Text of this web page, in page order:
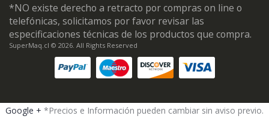
*NO existe derecho a retracto por compras on line o
telefónicas, solicitamos por favor revisar las
especificaciones técnicas de los productos que compra.
SuperMaq.cl © 2026. All Rights Reserved
Google + *Precios e Información pueden cambiar sin aviso previo.